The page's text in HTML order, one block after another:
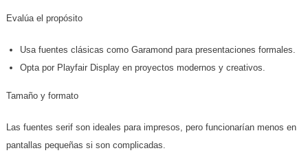
Evalúa el propósito
Usa fuentes clásicas como Garamond para presentaciones formales.
Opta por Playfair Display en proyectos modernos y creativos.
Tamaño y formato
Las fuentes serif son ideales para impresos, pero funcionarían menos en
pantallas pequeñas si son complicadas.